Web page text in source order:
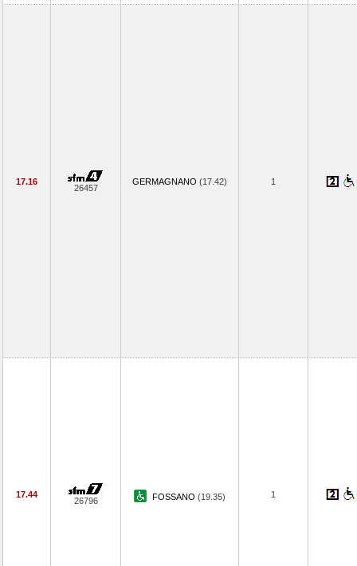
17.16
26457
GERMAGNANO (17.42) 1
17.44
26796 FOSSANO (19.35) 1